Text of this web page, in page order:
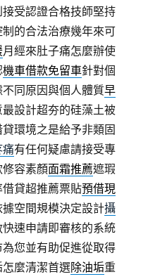
受認證合格技師堅持
的合法治療幾年來可
月經來肚子痛怎麼辦使
機車借款免留車針對個
同原因與個人體質早
設計超夯的硅藻土被
環境之是給予非類固
痛有任何疑慮請接受專
容素顏面霜推薦遮瑕
貸超推薦票貼預借現
空間規模決定設計攝
速申請即審核的系統
您並有助促進從取得
麼清潔首選除油垢重